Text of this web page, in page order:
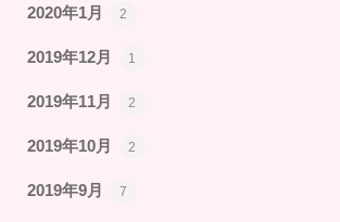
2020年1月 2
2019年12月 1
2019年11月 2
2019年10月 2
2019年9月 7